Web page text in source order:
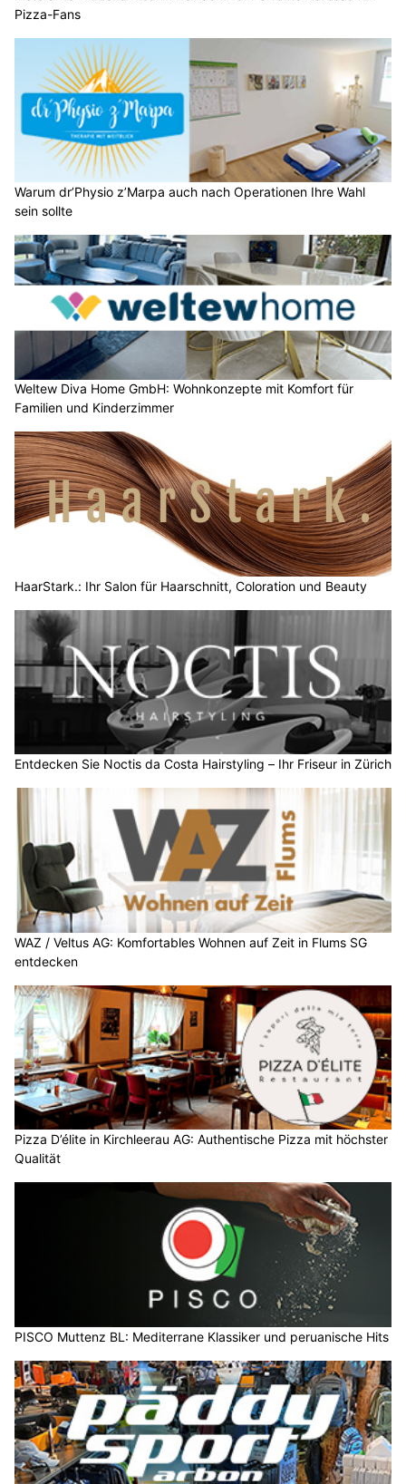
Pizza-Fans
Warum dr’Physio z’Marpa auch nach Operationen Ihre Wahl
sein sollte
Weltew Diva Home GmbH: Wohnkonzepte mit Komfort für
Familien und Kinderzimmer
HaarStark.: Ihr Salon für Haarschnitt, Coloration und Beauty
Entdecken Sie Noctis da Costa Hairstyling – Ihr Friseur in Zürich
WAZ / Veltus AG: Komfortables Wohnen auf Zeit in Flums SG
entdecken
Pizza D’élite in Kirchleerau AG: Authentische Pizza mit höchster
Qualität
PISCO Muttenz BL: Mediterrane Klassiker und peruanische Hits